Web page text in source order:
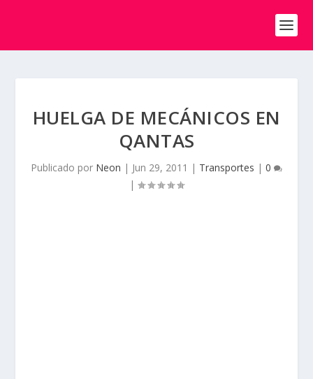
HUELGA DE MECÁNICOS EN
QANTAS
Publicado por Neon | Jun 29, 2011 | Transportes | 0
|